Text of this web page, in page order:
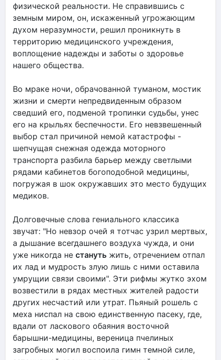
физической реальности. Не справившись с
земным миром, он, искаженный угрожающим
духом неразумности, решил проникнуть в
территорию медицинского учреждения,
воплощение надежды и заботы о здоровье
нашего общества.
Во мраке ночи, обрачованной туманом, мостик
жизни и смерти непредвиденным образом
сведший его, подменой тропинки судьбы, унес
его на крыльях беспечности. Его невзвешенный
выбор стал причиной немой катастрофы -
шепчущая снежная одежда моторного
транспорта разбила барьер между светлыми
рядами кабинетов богоподобной медицины,
погружая в шок окружавших это место будущих
медиков.
Долговечные слова гениального классика
звучат: "Но невзор очей я тотчас узрил мертвых,
а дышание всегдашнего воздуха чужда, и они
уже никогда не стануть жить, отречением отпал
их лад и мудрость злую лишь с ними оставила
умрущии связи своими". Эти рифмы жутко эхом
возвестили в рядах местных жителей радости
других несчастий или утрат. Пьяный рошель с
меха ниспал на свою единственную пасеку, где,
вдали от ласкового обаяния восточной
барышни-медицины, вереница пчелиных
загробных могил воспоила гимн темной силе,